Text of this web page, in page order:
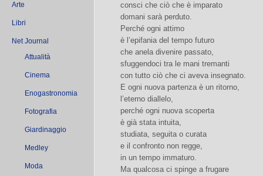
Arte
Libri
Net Journal
Attualità
Cinema
Enogastronomia
Fotografia
Giardinaggio
Medley
Moda
consci che ciò che è imparato
domani sarà perduto.
Perché ogni attimo
è l’epifania del tempo futuro
che anela divenire passato,
sfuggendoci tra le mani tremanti
con tutto ciò che ci aveva insegnato.
E ogni nuova partenza è un ritorno,
l’eterno diallelo,
perché ogni nuova scoperta
è già stata intuita,
studiata, seguita o curata
e il confronto non regge,
in un tempo immaturo.
Ma qualcosa ci spinge a frugare